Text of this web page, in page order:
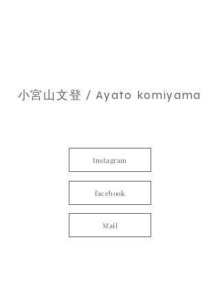
小宮山文登 / Ayato komiyama
Instagram
facebook
Mail